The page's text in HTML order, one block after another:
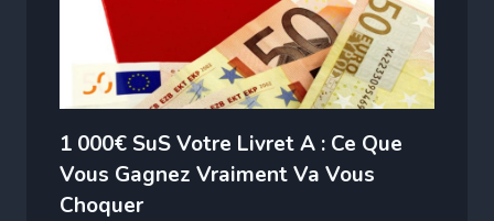
1 000€ SuS Votre Livret A : Ce Que
Vous Gagnez Vraiment Va Vous
Choquer